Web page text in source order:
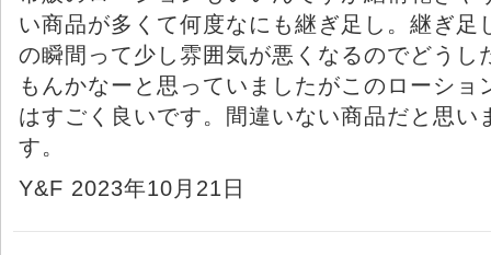
い商品が多くて何度なにも継ぎ足し。継ぎ足
の瞬間って少し雰囲気が悪くなるのでどうし
もんかなーと思っていましたがこのローショ
はすごく良いです。間違いない商品だと思い
す。
Y&F 2023年10月21日